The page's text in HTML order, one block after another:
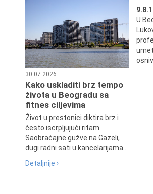
30.07.2026
Kako uskladiti brz tempo
života u Beogradu sa
fitnes ciljevima
Život u prestonici diktira brz i
često iscrpljujući ritam.
Saobraćajne gužve na Gazeli,
dugi radni sati u kancelarijama...
Detaljnije ›
Dositej Obradović je došao u Srbiju i
u Beograd, gde je nastavio književni i
prosvetni rad, čime je simbolično
najavljen povratak glavnih tokova
srpske kulture južno od Save i
Dunava.
U